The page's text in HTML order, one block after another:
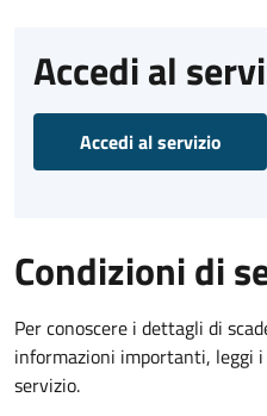
Accedi al
Accedi al servizio
Condizioni di
Per conoscere i dettagli di
informazioni importanti, leggi
servizio.